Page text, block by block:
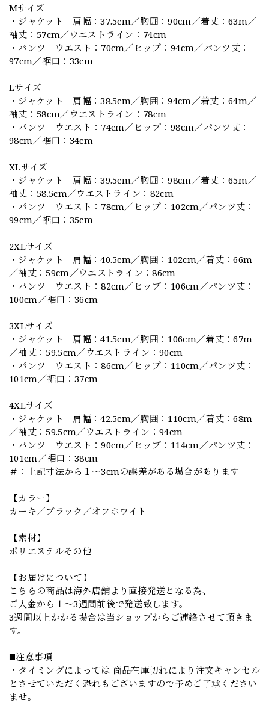
Mサイズ
・ジャケット 肩幅：37.5cm／胸囲：90cm／着丈：63m／
袖丈：57cm／ウエストライン：74cm
・パンツ ウエスト：70cm／ヒップ：94cm／パンツ丈：
97cm／裾口：33cm
Lサイズ
・ジャケット 肩幅：38.5cm／胸囲：94cm／着丈：64m／
袖丈：58cm／ウエストライン：78cm
・パンツ ウエスト：74cm／ヒップ：98cm／パンツ丈：
98cm／裾口：34cm
XLサイズ
・ジャケット 肩幅：39.5cm／胸囲：98cm／着丈：65m／
袖丈：58.5cm／ウエストライン：82cm
・パンツ ウエスト：78cm／ヒップ：102cm／パンツ丈：
99cm／裾口：35cm
2XLサイズ
・ジャケット 肩幅：40.5cm／胸囲：102cm／着丈：66m
／袖丈：59cm／ウエストライン：86cm
・パンツ ウエスト：82cm／ヒップ：106cm／パンツ丈：
100cm／裾口：36cm
3XLサイズ
・ジャケット 肩幅：41.5cm／胸囲：106cm／着丈：67m
／袖丈：59.5cm／ウエストライン：90cm
・パンツ ウエスト：86cm／ヒップ：110cm／パンツ丈：
101cm／裾口：37cm
4XLサイズ
・ジャケット 肩幅：42.5cm／胸囲：110cm／着丈：68m
／袖丈：59.5cm／ウエストライン：94cm
・パンツ ウエスト：90cm／ヒップ：114cm／パンツ丈：
101cm／裾口：38cm
＃：上記寸法から１～3cmの誤差がある場合があります
【カラー】
カーキ／ブラック／オフホワイト
【素材】
ポリエステルその他
【お届けについて】
こちらの商品は海外店舗より直接発送となる為、
ご入金から１～3週間前後で発送致します。
3週間以上かかる場合は当ショップからご連絡させて頂きま
す。
◼️注意事項
・タイミングによっては 商品在庫切れにより注文キャンセル
とさせていただく恐れもございますので予めご了承ください
ませ。